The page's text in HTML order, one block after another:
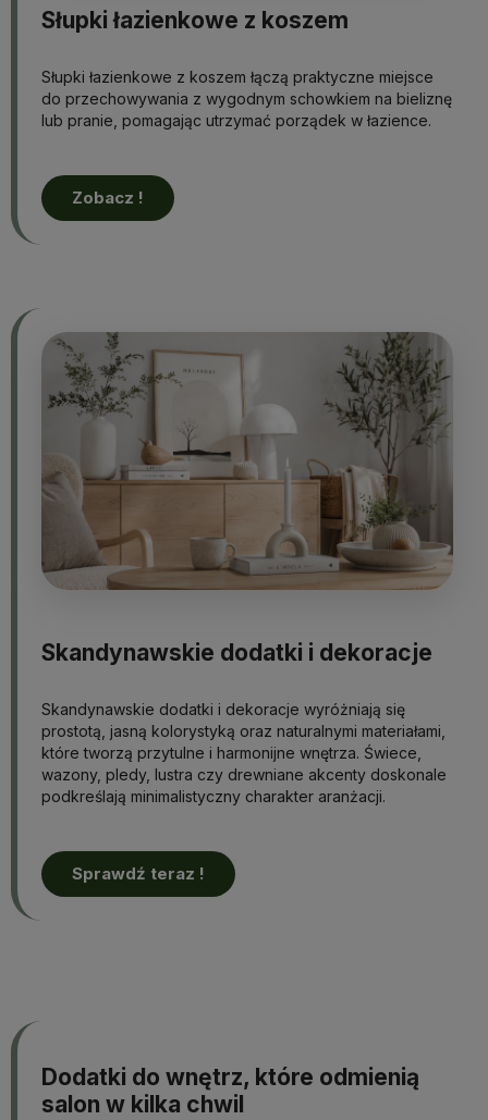
Słupki łazienkowe z koszem
Słupki łazienkowe z koszem łączą praktyczne miejsce
do przechowywania z wygodnym schowkiem na bieliznę
lub pranie, pomagając utrzymać porządek w łazience.
Zobacz !
Skandynawskie dodatki i dekoracje
Skandynawskie dodatki i dekoracje wyróżniają się
prostotą, jasną kolorystyką oraz naturalnymi materiałami,
które tworzą przytulne i harmonijne wnętrza. Świece,
wazony, pledy, lustra czy drewniane akcenty doskonale
podkreślają minimalistyczny charakter aranżacji.
Sprawdź teraz !
Dodatki do wnętrz, które odmienią
salon w kilka chwil